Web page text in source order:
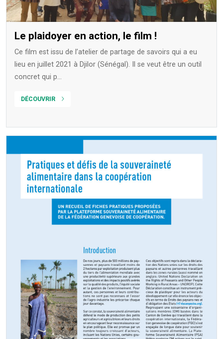
Le plaidoyer en action, le film !
Ce film est issu de l’atelier de partage de savoirs qui a eu
lieu en juillet 2021 à Djilor (Sénégal). Il se veut être un outil
concret qui p...
DÉCOUVRIR